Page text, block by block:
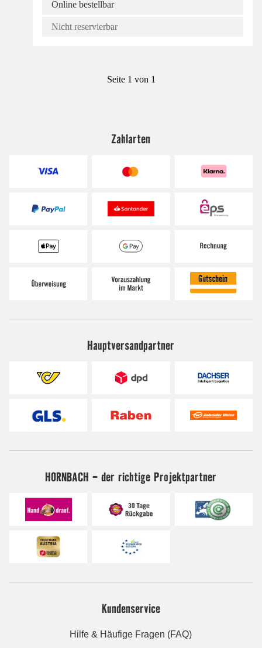
Online bestellbar
Nicht reservierbar
Seite 1 von 1
Zahlarten
Hauptversandpartner
HORNBACH - der richtige Projektpartner
Kundenservice
Hilfe & Häufige Fragen (FAQ)